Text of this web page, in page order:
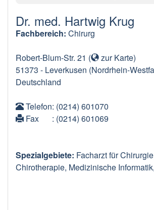
Dr. med. Hartwig Krug
Fachbereich: Chirurg
Robert-Blum-Str. 21 ( zur Karte)
51373 - Leverkusen (Nordrhein-
Deutschland
Telefon: (0214) 601070
Fax
: (0214) 601069
Spezialgebiete: Facharzt für
Chirotherapie, Medizinische